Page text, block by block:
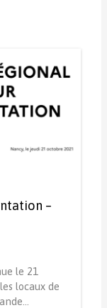
–
le 21
locaux de